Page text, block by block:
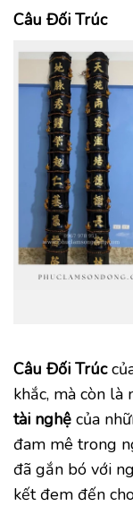
Câu Đối Trúc
Câu Đối Trúc
khắc, mà còn
tài nghệ của
đam mê trong
đã gắn bó với
kết đem đến